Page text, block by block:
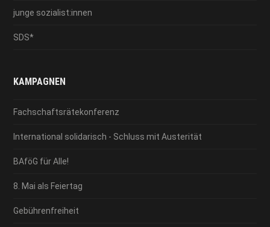
junge sozialist:innen
SDS*
KAMPAGNEN
Fachschaftsrätekonferenz
International solidarisch - Schluss mit Austerität
BAföG für Alle!
8. Mai als Feiertag
Gebührenfreiheit